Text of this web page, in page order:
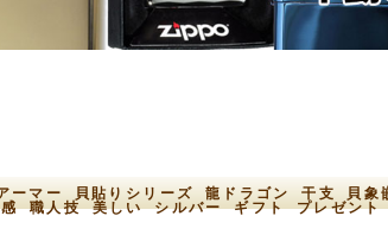
マー 貝貼りシリーズ 龍ドラゴン 干支 貝象
職人技 美しい シルバー ギフト プレゼント